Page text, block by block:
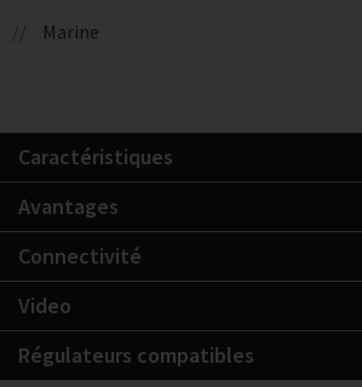
Marine
Caractéristiques
Avantages
Connectivité
Video
Régulateurs compatibles